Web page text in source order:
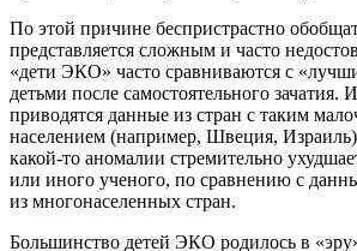
По этой причине беспристрастно
представляется сложным и часто
«дети ЭКО» часто сравниваются с
детьми после самостоятельного зачатия.
приводятся данные из стран с таким
населением (например, Швеция,
какой-то аномалии стремительно
или иного ученого, по сравнению с
из многонаселенных стран.
Большинство детей ЭКО родилось в